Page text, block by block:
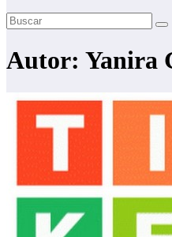
Autor: Yanira